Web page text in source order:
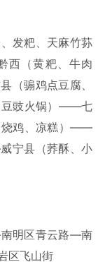
发粑、天麻竹荪
西（黄粑、牛肉
（骟鸡点豆腐、
豆豉火锅）——七
烧鸡、凉糕）——
宁县（荞酥、小
明区青云路—南
区飞山街